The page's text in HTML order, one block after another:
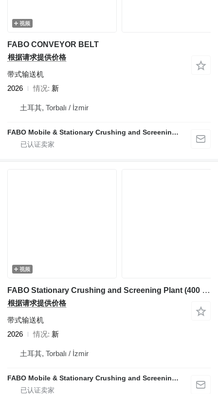
视频
FABO CONVEYOR BELT
根据请求提供价格
带式输送机
2026
情况 新
土耳其, Torbalı / İzmir
FABO Mobile & Stationary Crushing and Screening Plants | Concrete Batching Plants Manufacturer
视频
FABO Stationary Crushing and Screening Plant (400 Ton/Hour Capacity)
根据请求提供价格
带式输送机
2026
情况 新
土耳其, Torbalı / İzmir
FABO Mobile & Stationary Crushing and Screening Plants | Concrete Batching Plants Manufacturer